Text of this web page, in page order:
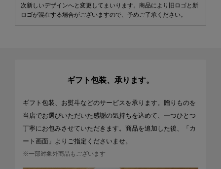
次新しいデザインへと変更してまいります。商品により旧ロゴと新
ロゴが混在する場合がございますので、予めご了承ください。
ギフト包装、承ります。
ギフト包装、お熨斗などのサービスを承ります。贈りものを
当店でお選びいただいた感謝の気持ちを込めて、一つひとつ
丁寧にお包みさせていただきます。商品を追加した後、「カ
ート画面」よりご指定くださいませ。
※一部対象外商品もございます